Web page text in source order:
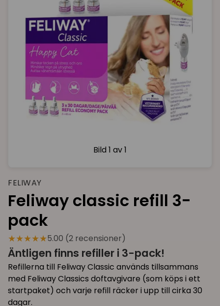
Bild 1 av 1
FELIWAY
Feliway classic refill 3-
pack
★★★★★5.00 (2 recensioner)
Äntligen finns refiller i 3-pack!
Refillerna till Feliway Classic används tillsammans
med Feliway Classics doftavgivare (som köps i ett
startpaket) och varje refill räcker i upp till cirka 30
dagar.